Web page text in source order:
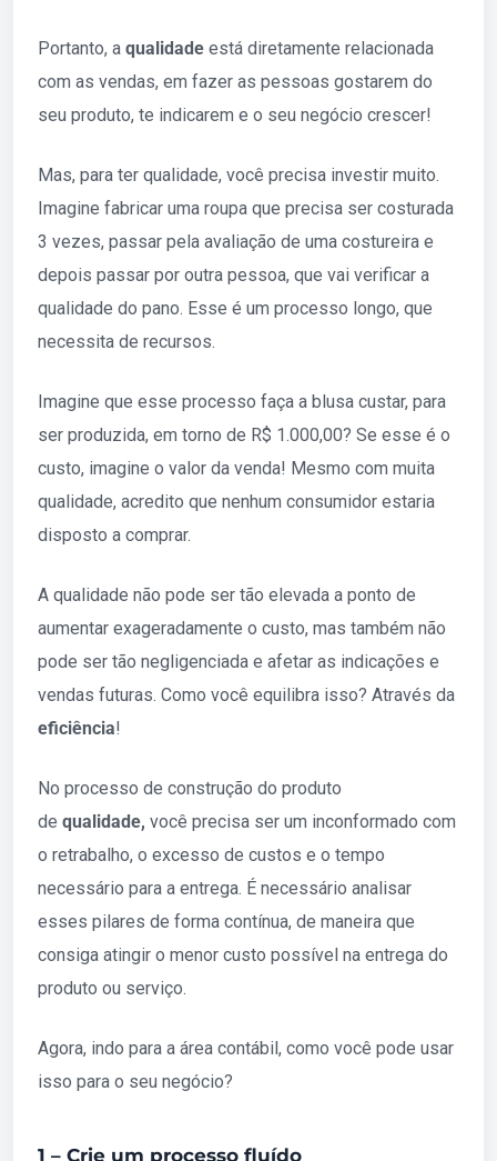
Portanto, a qualidade está diretamente relacionada
com as vendas, em fazer as pessoas gostarem do
seu produto, te indicarem e o seu negócio crescer!
Mas, para ter qualidade, você precisa investir muito.
Imagine fabricar uma roupa que precisa ser costurada
3 vezes, passar pela avaliação de uma costureira e
depois passar por outra pessoa, que vai verificar a
qualidade do pano. Esse é um processo longo, que
necessita de recursos.
Imagine que esse processo faça a blusa custar, para
ser produzida, em torno de R$ 1.000,00? Se esse é o
custo, imagine o valor da venda! Mesmo com muita
qualidade, acredito que nenhum consumidor estaria
disposto a comprar.
A qualidade não pode ser tão elevada a ponto de
aumentar exageradamente o custo, mas também não
pode ser tão negligenciada e afetar as indicações e
vendas futuras. Como você equilibra isso? Através da
eficiência!
No processo de construção do produto
de qualidade, você precisa ser um inconformado com
o retrabalho, o excesso de custos e o tempo
necessário para a entrega. É necessário analisar
esses pilares de forma contínua, de maneira que
consiga atingir o menor custo possível na entrega do
produto ou serviço.
Agora, indo para a área contábil, como você pode usar
isso para o seu negócio?
1 – Crie um processo fluído